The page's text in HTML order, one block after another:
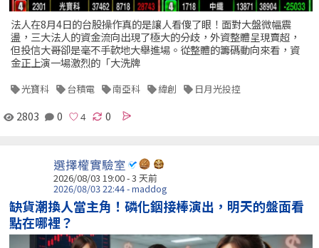
法人在8月4日的台股操作真的是讓人看傻了眼！面對大盤微幅震
盪，三大法人的資金流向出現了極大的分歧，外資整體呈現賣超，
但投信大哥卻是毫不手軟地大舉進場。從整體的籌碼動向來看，資
金正上演一場激烈的「大洗牌
光寶科 台積電 南亞科 緯創 日月光投控
2803 0 0
選擇權實驗室
2026/08/03 19:00 - 3 天前
2026/08/03 22:44 - maddog
缺貨潮換人當主角！磷化銦接棒演出，明天的盤面看
點在哪裡？